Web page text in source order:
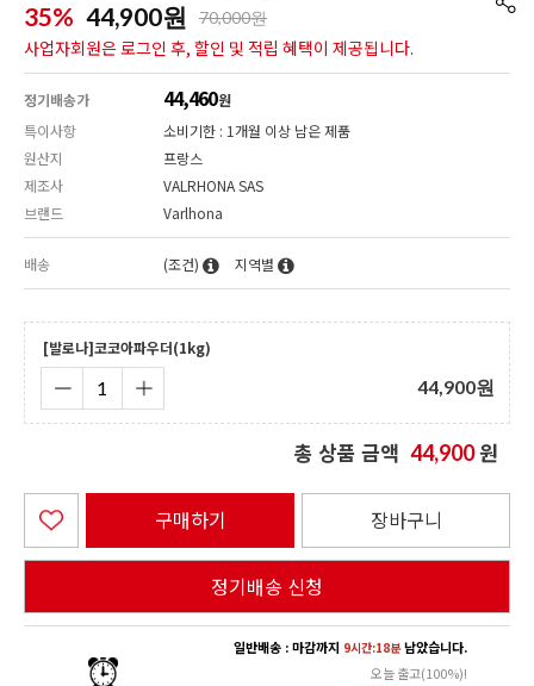
35% 44,900원 70,000원
사업자회원은 로그인 후, 할인 및 적립 혜택이 제공됩니다.
정기배송가 44,460원
특이사항
소비기한 : 1개월 이상 남은 제품
원산지
프랑스
제조사
VALRHONA SAS
브랜드
Varlhona
배송 (조건) 지역별
[발로나]코코아파우더(1kg)
44,900원
총 상품 금액 44,900원
구매하기 장바구니
정기배송 신청
일반배송 : 마감까지 9시간:18분남았습니다.
오늘 출고(100%)!